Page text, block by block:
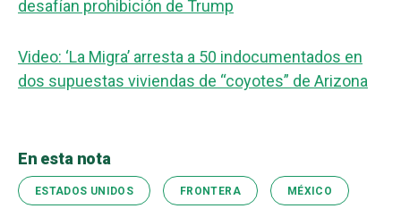
desafían prohibición de Trump
Video: ‘La Migra’ arresta a 50 indocumentados en
dos supuestas viviendas de “coyotes” de Arizona
En esta nota
ESTADOS UNIDOS FRONTERA MÉXICO